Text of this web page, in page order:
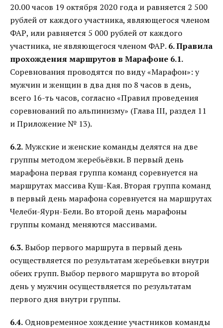
20.00 часов 19 октября 2020 года и равняется 2 500
рублей от каждого участника, являющегося членом
ФАР, или равняется 5 000 рублей от каждого
участника, не являющегося членом ФАР. 6. Правила
прохождения маршрутов в Марафоне 6.1.
Соревнования проводятся по виду «Марафон»: у
мужчин и женщин в два дня по 8 часов в день,
всего 16-ть часов, согласно «Правил проведения
соревнований по альпинизму» (Глава III, раздел 11
и Приложение № 13).
6.2.Мужские и женские команды делятся на две
группы методом жеребьёвки. В первый день
марафона первая группа команд соревнуется на
маршрутах массива Куш-Кая. Вторая группа команд
в первый день марафона соревнуется на маршрутах
Челеби-Яурн-Бели. Во второй день марафоны
группы команд меняются массивами.
6.3.Выбор первого маршрута в первый день
осуществляется по результатам жеребьевки внутри
обеих групп. Выбор первого маршрута во второй
день у мужчин осуществляется по результатам
первого дня внутри группы.
6.4. Одновременное хождение участников команды